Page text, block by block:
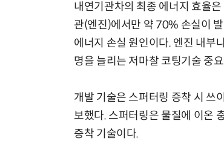
내연기관차의 최종 에너지 효율
관(엔진)에서만 약 70% 손실이
에너지 손실 원인이다. 엔진 내부
명을 늘리는 저마찰 코팅기술 중
개발 기술은 스퍼터링 증착 시 쓰
보했다. 스퍼터링은 물질에 이온
증착 기술이다.